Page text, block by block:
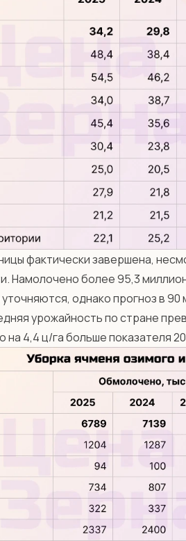
фактически завершена,
Намолочено более 95,3
однако прогноз в 90
урожайность по стране
на 4,4 ц/га больше показателя